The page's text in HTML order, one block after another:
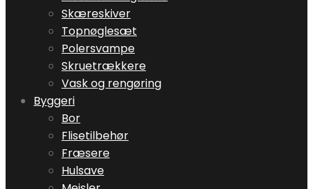
Skæreskiver
Topnøglesæt
Polersvampe
Skruetrækkere
Vask og rengøring
Byggeri
Bor
Flisetilbehør
Fræsere
Hulsave